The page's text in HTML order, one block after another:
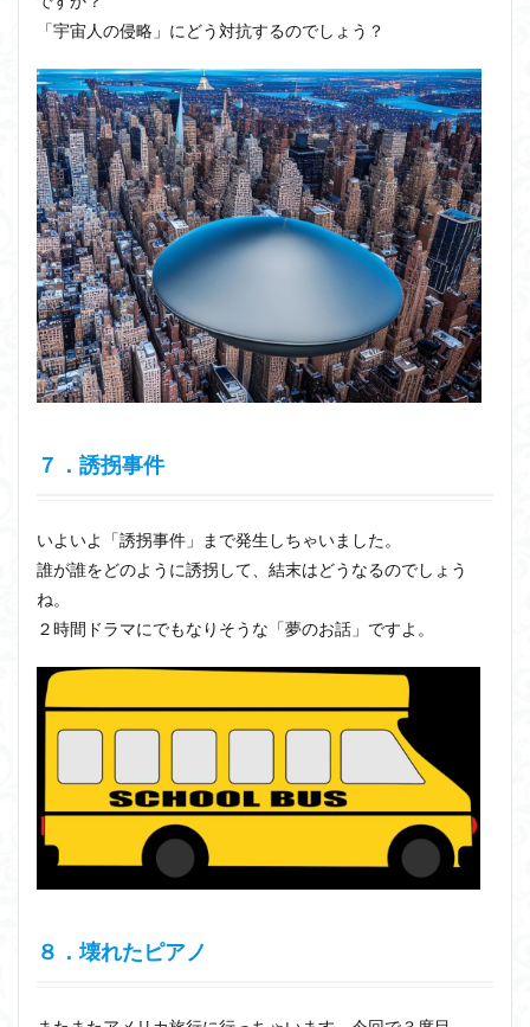
「宇宙人の侵略」にどう対抗するのでしょう？
７．誘拐事件
いよいよ「誘拐事件」まで発生しちゃいました。
誰が誰をどのように誘拐して、結末はどうなるのでしょう
ね。
２時間ドラマにでもなりそうな「夢のお話」ですよ。
８．壊れたピアノ